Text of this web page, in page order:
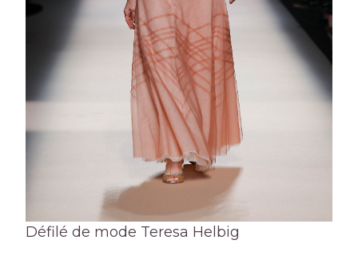
Défilé de mode Teresa Helbig